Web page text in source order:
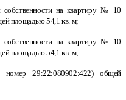
на квартиру № 10
площадью 54,1 кв. м;
на квартиру № 10
площадью 54,1 кв. м;
29:22:080902:422) общей